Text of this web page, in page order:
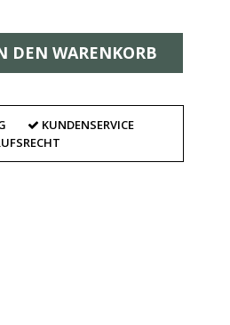
DEN WARENKORB
KUNDENSERVICE